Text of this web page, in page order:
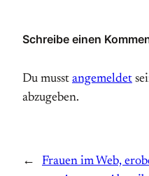
Schreibe einen
Du musst angemeldet
abzugeben.
←
Frauen im Web,